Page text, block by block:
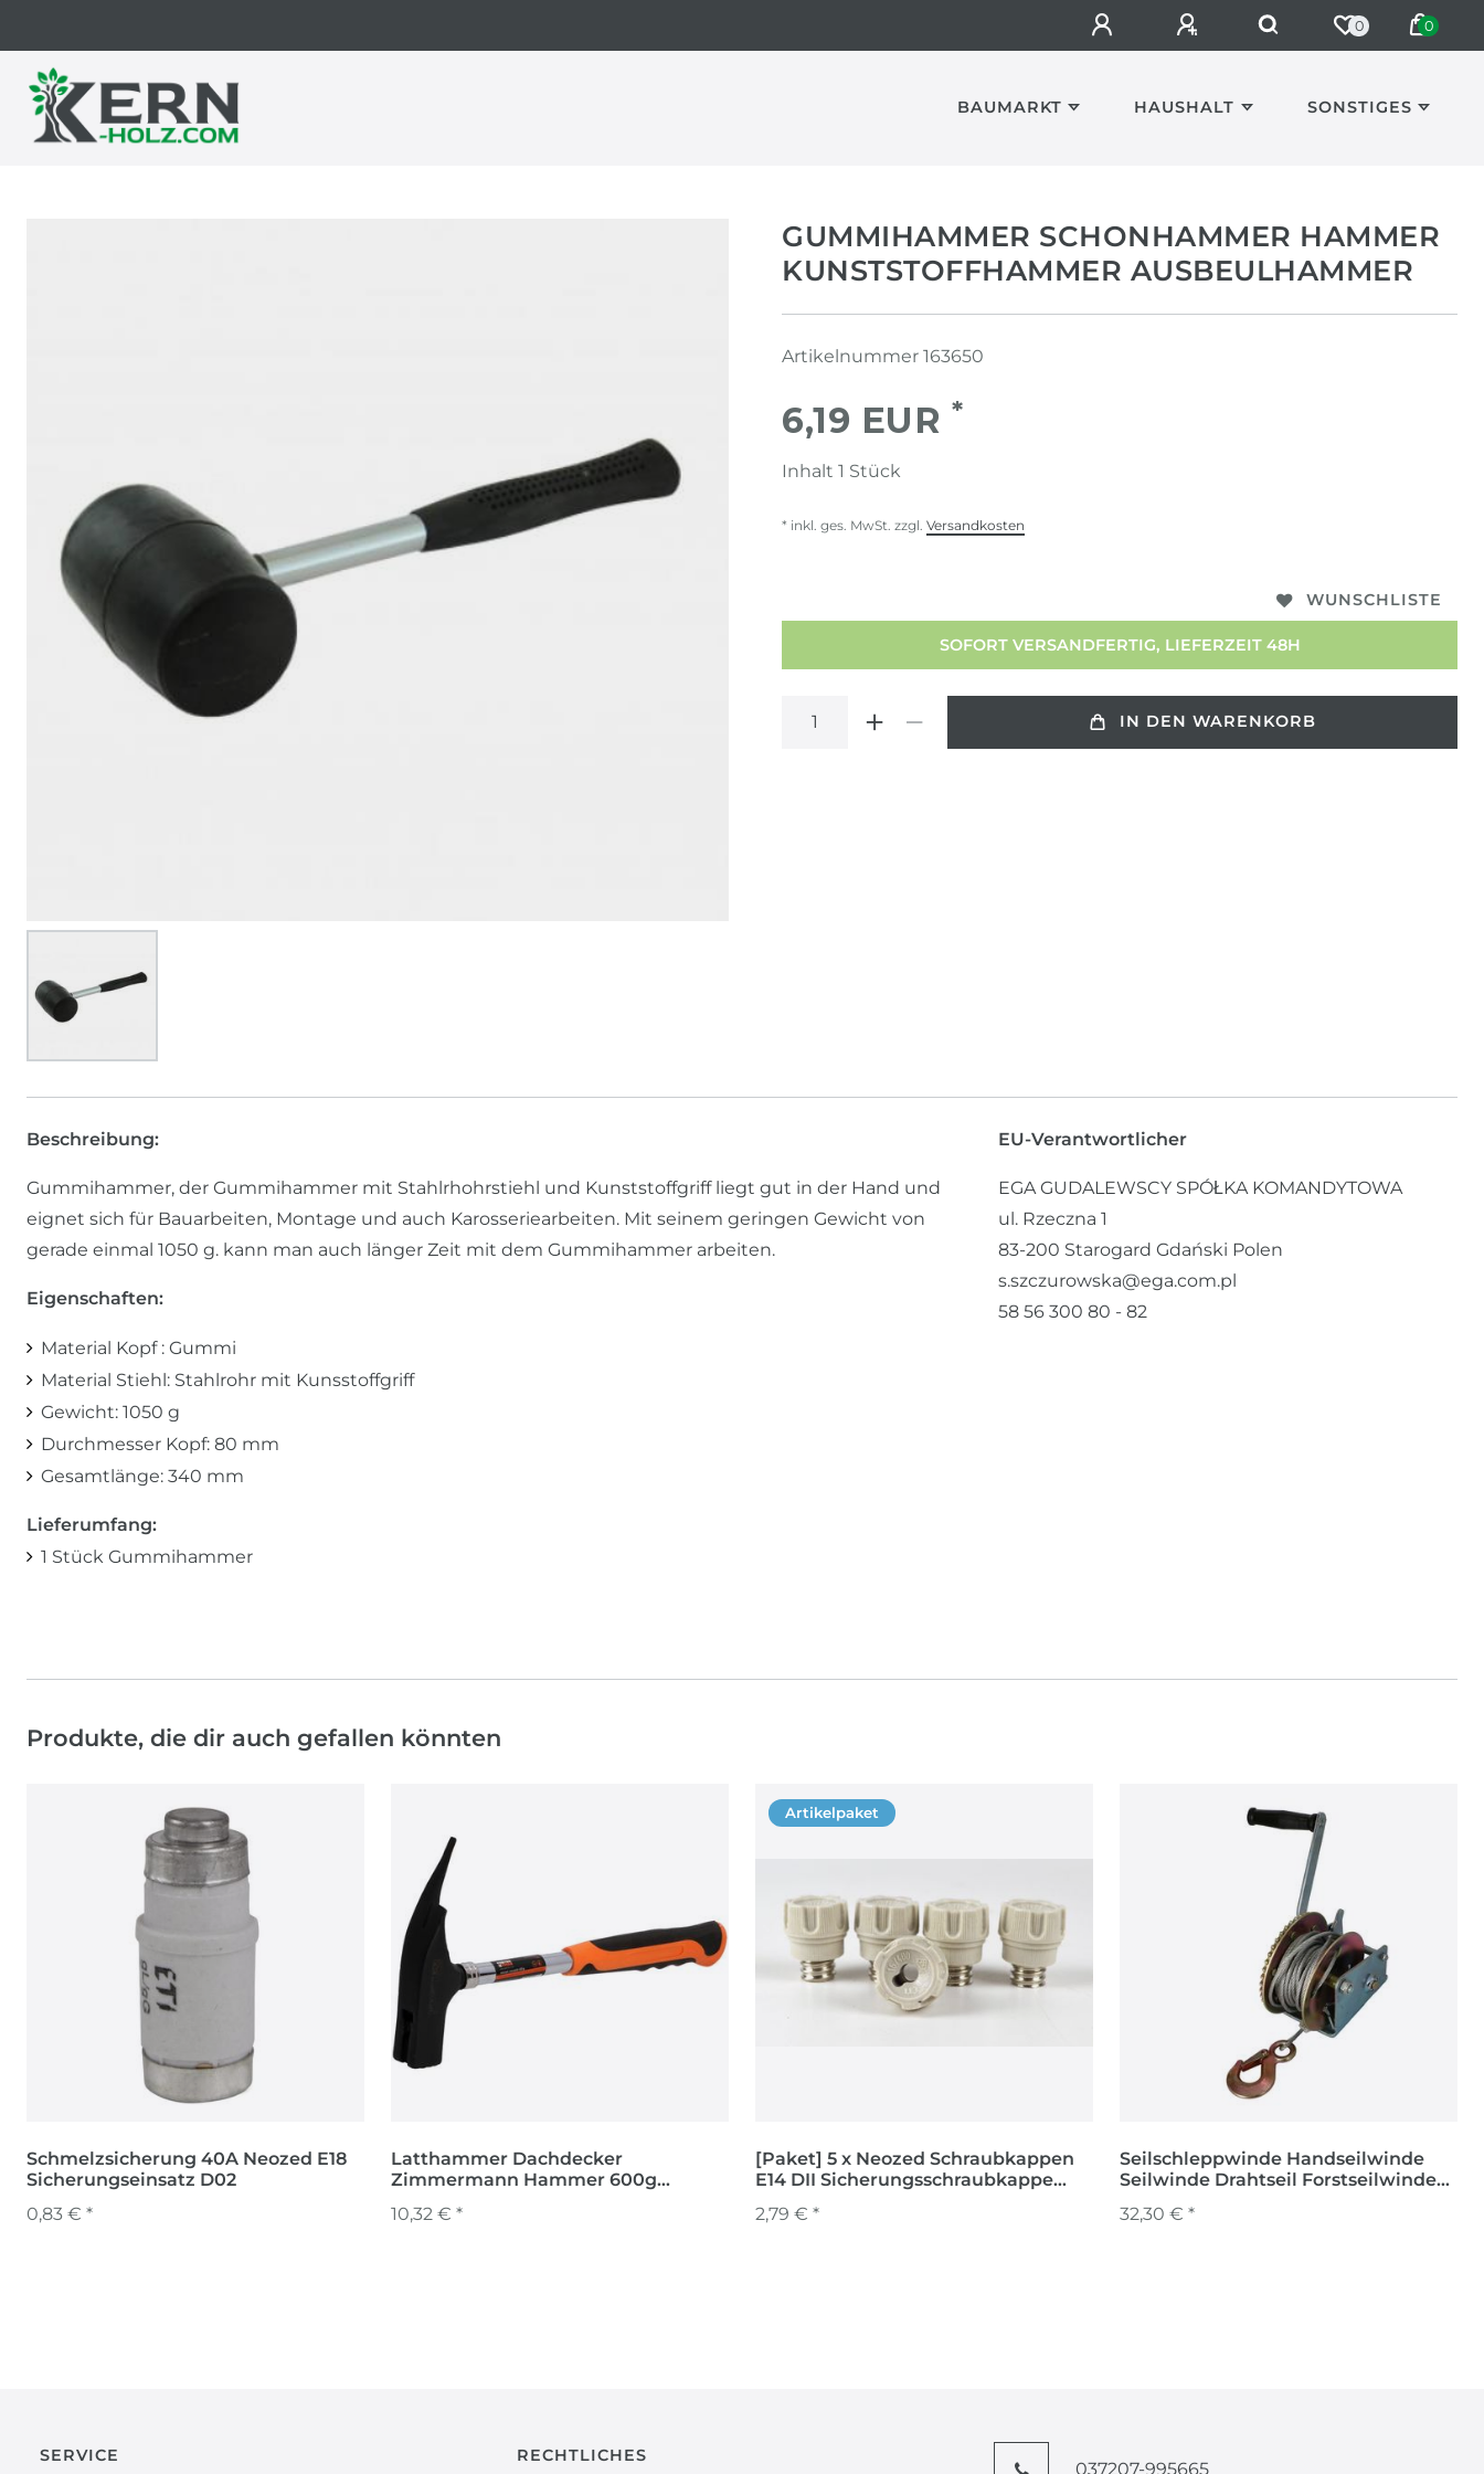
0 0
BAUMARKT HAUSHALT SONSTIGES
GUMMIHAMMER SCHONHAMMER HAMMER
KUNSTSTOFFHAMMER AUSBEULHAMMER
Artikelnummer 163650
6,19 EUR *
Inhalt 1 Stück
* inkl. ges. MwSt. zzgl. Versandkosten
WUNSCHLISTE
SOFORT VERSANDFERTIG, LIEFERZEIT 48H
IN DEN WARENKORB
Beschreibung:
Gummihammer, der Gummihammer mit Stahlrhohrstiehl und Kunststoffgriff liegt gut in der Hand und
eignet sich für Bauarbeiten, Montage und auch Karosseriearbeiten. Mit seinem geringen Gewicht von
gerade einmal 1050 g. kann man auch länger Zeit mit dem Gummihammer arbeiten.
Eigenschaften:
Material Kopf : Gummi
Material Stiehl: Stahlrohr mit Kunsstoffgriff
Gewicht: 1050 g
Durchmesser Kopf: 80 mm
Gesamtlänge: 340 mm
Lieferumfang:
1 Stück Gummihammer
EU-Verantwortlicher
EGA GUDALEWSCY SPÓŁKA KOMANDYTOWA
ul. Rzeczna 1
83-200 Starogard Gdański Polen
s.szczurowska@ega.com.pl
58 56 300 80 - 82
Produkte, die dir auch gefallen könnten
Schmelzsicherung 40A Neozed E18
Sicherungseinsatz D02
0,83 € *
Latthammer Dachdecker
Zimmermann Hammer 600g
10,32 € *
Artikelpaket
[Paket] 5 x Neozed Schraubkappen
E14 DII Sicherungsschraubkappe
2,79 € *
Seilschleppwinde Handseilwinde
Seilwinde Drahtseil Forstseilwinde
32,30 € *
SERVICE RECHTLICHES
037207-995665